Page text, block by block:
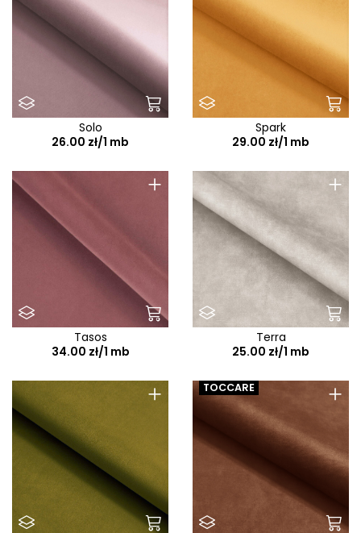
Solo
26.00 zł/1 mb
Spark
29.00 zł/1 mb
+
Tasos
34.00 zł/1 mb
+
Terra
25.00 zł/1 mb
+ +
TOCCARE